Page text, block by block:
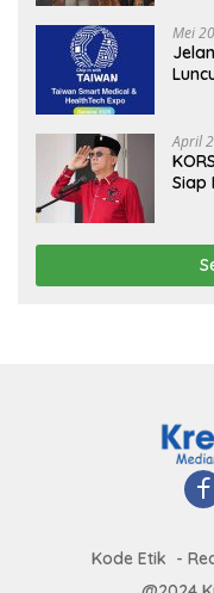
Mei
April
Siap
Kode Etik